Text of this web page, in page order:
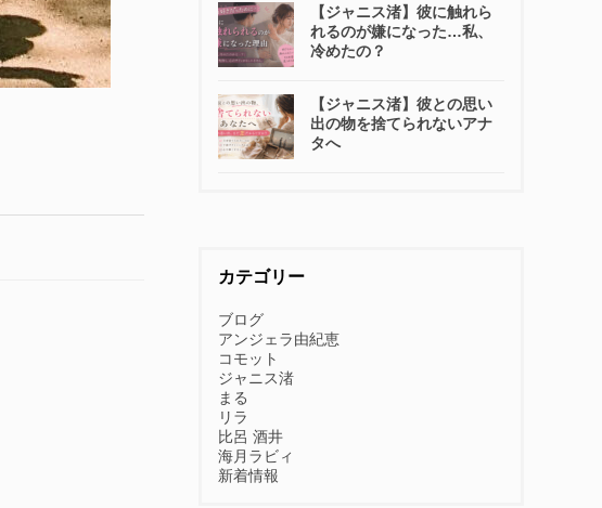
【ジャニス渚】彼に触れら
れるのが嫌になった…私、
冷めたの？
【ジャニス渚】彼との思い
出の物を捨てられないアナ
タへ
カテゴリー
ブログ
アンジェラ由紀恵
コモット
ジャニス渚
まる
リラ
比呂 酒井
海月ラビィ
新着情報